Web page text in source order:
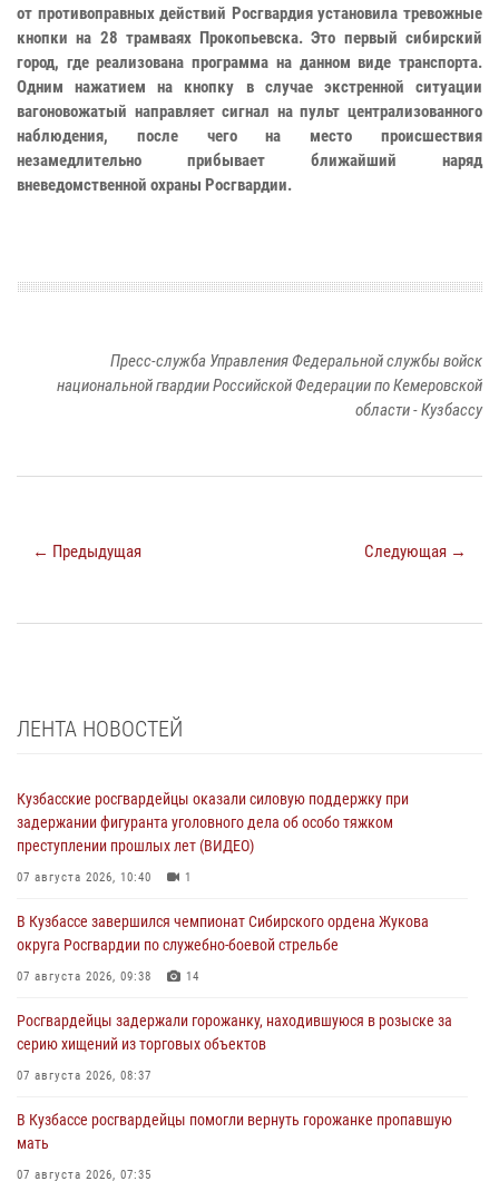
от противоправных действий Росгвардия установила тревожные
кнопки на 28 трамваях Прокопьевска. Это первый сибирский
город, где реализована программа на данном виде транспорта.
Одним нажатием на кнопку в случае экстренной ситуации
вагоновожатый направляет сигнал на пульт централизованного
наблюдения, после чего на место происшествия
незамедлительно прибывает ближайший наряд
вневедомственной охраны Росгвардии.
Пресс-служба Управления Федеральной службы войск
национальной гвардии Российской Федерации по Кемеровской
области - Кузбассу
← Предыдущая Следующая →
ЛЕНТА НОВОСТЕЙ
Кузбасские росгвардейцы оказали силовую поддержку при
задержании фигуранта уголовного дела об особо тяжком
преступлении прошлых лет (ВИДЕО)
07 августа 2026, 10:40 1
В Кузбассе завершился чемпионат Сибирского ордена Жукова
округа Росгвардии по служебно-боевой стрельбе
07 августа 2026, 09:38 14
Росгвардейцы задержали горожанку, находившуюся в розыске за
серию хищений из торговых объектов
07 августа 2026, 08:37
В Кузбассе росгвардейцы помогли вернуть горожанке пропавшую
мать
07 августа 2026, 07:35